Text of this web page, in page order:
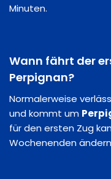
Minuten.
Wann fährt der
Perpignan?
Normalerweise
und kommt um
für den ersten Zug
Wochenenden